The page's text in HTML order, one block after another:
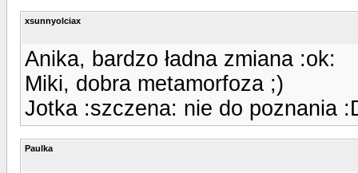
xsunnyolciax
Anika, bardzo ładna zmiana :ok:
Miki, dobra metamorfoza ;)
Jotka :szczena: nie do poznania
Paulka